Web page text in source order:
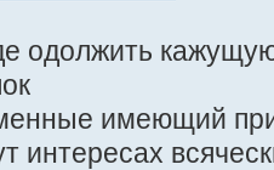
одолжить
имеющий
интересах